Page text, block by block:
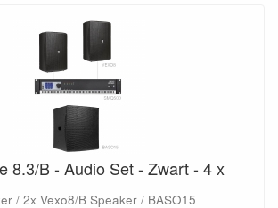
8.3/B - Audio Set - Zwart - 4 x
/ 2x Vexo8/B Speaker / BASO15